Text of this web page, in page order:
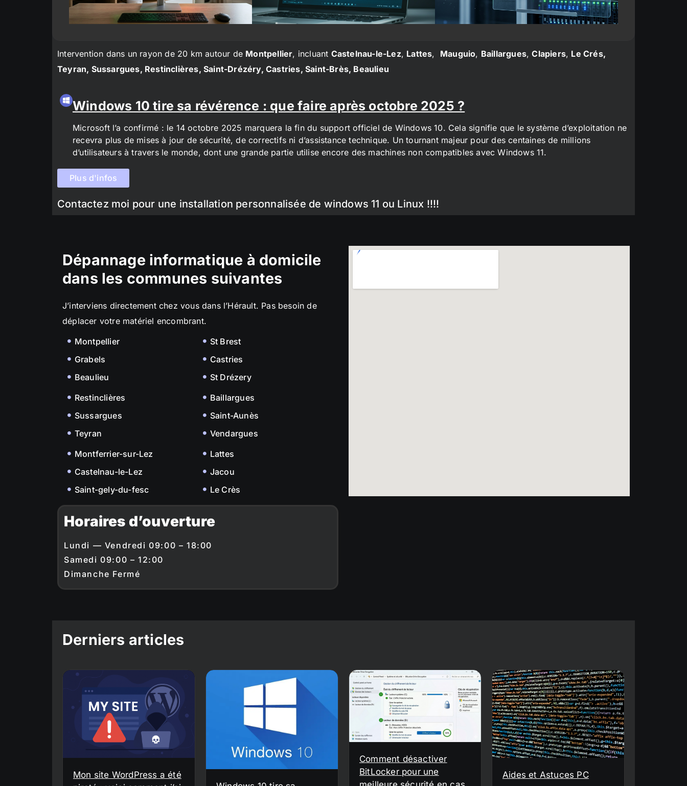
Intervention dans un rayon de 20 km autour de Montpellier, incluant Castelnau-le-Lez, Lattes, Mauguio, Baillargues,Clapiers, Le Crés,
Teyran, Sussargues, Restinclières, Saint-Drézéry, Castries, Saint-Brès, Beaulieu
Windows 10 tire sa révérence : que faire après octobre 2025 ?
Microsoft l’a confirmé : le 14 octobre 2025 marquera la fin du support officiel de Windows 10. Cela signifie que le système d’exploitation ne
recevra plus de mises à jour de sécurité, de correctifs ni d’assistance technique. Un tournant majeur pour des centaines de millions
d’utilisateurs à travers le monde, dont une grande partie utilise encore des machines non compatibles avec Windows 11.
Plus d'infos
Contactez moi pour une installation personnalisée de windows 11 ou Linux !!!!
Dépannage informatique à domicile
dans les communes suivantes
J’interviens directement chez vous dans l’Hérault. Pas besoin de
déplacer votre matériel encombrant.
Montpellier
Grabels
Beaulieu
St Brest
Castries
St Drézery
Restinclières
Sussargues
Teyran
Baillargues
Saint-Aunès
Vendargues
Montferrier-sur-Lez
Castelnau-le-Lez
Saint-gely-du-fesc
Lattes
Jacou
Le Crès
Horaires d’ouverture
Lundi — Vendredi 09:00 – 18:00
Samedi 09:00 – 12:00
Dimanche Fermé
Derniers articles
Mon site WordPress a été
Comment désactiver
BitLocker pour une
Aides et Astuces PC